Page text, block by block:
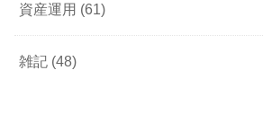
資産運用 (61)
雑記 (48)